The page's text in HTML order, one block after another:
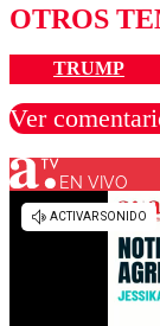
OTROS
TRUMP
Ver
Los
EN VIVO